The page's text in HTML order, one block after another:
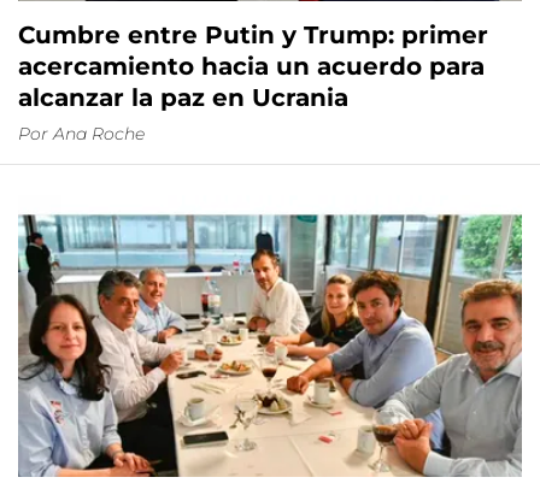
Cumbre entre Putin y Trump: primer
acercamiento hacia un acuerdo para
alcanzar la paz en Ucrania
Por Ana Roche